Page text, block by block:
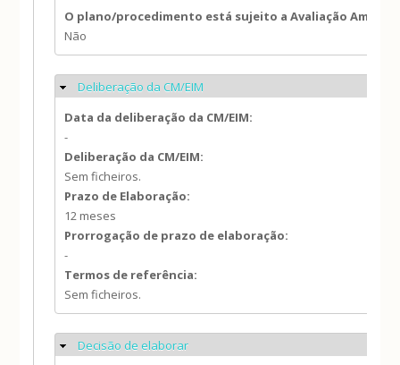
O plano/procedimento está sujeito a Avaliação
Não
Ocultar
Deliberação da CM/EIM
Data da deliberação da CM/EIM:
-
Deliberação da CM/EIM:
Sem ficheiros.
Prazo de Elaboração:
12 meses
Prorrogação de prazo de elaboração:
-
Termos de referência:
Sem ficheiros.
Ocultar
Decisão de elaborar